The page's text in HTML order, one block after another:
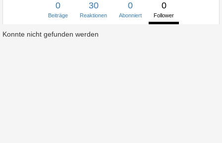
0
Beiträge
30
Reaktionen
0
Abonniert
0
Follower
Konnte nicht gefunden werden